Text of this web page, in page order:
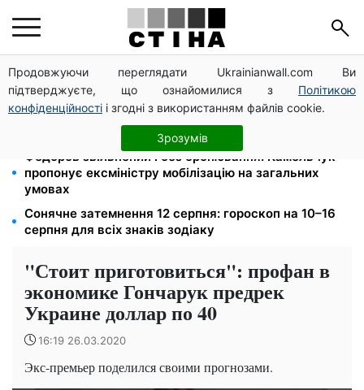
Продовжуючи переглядати Ukrainianwall.com Ви
підтверджуєте, що ознайомилися з Політикою
конфіденційності і згодні з використанням файлів cookie.
Зрозумів
125 грн за куб води: закон №4777 запустив подвійне
подорожчання тарифів у регіонах
До +37°C на півдні та грози з градом у 9 областях:
прогноз погоди на вихідні від Птухи
Федоров звільнений і без бронювання: Камельчук
пропонує ексміністру мобілізацію на загальних
умовах
Сонячне затемнення 12 серпня: гороскоп на 10–16
серпня для всіх знаків зодіаку
"Стоит приготовиться": профан в
экономике Гончарук предрек
Украине доллар по 40
16:19 26.03.2020
Экс-премьер поделился своими прогнозами.